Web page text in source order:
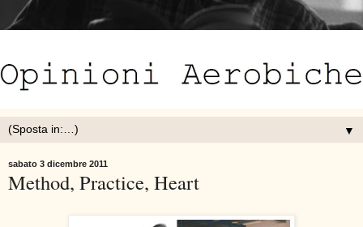
▼
sabato 3 dicembre 2011
Method, Practice, Heart